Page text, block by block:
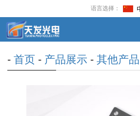
语言选择：
- 首页 - 产品展示 - 其他产品